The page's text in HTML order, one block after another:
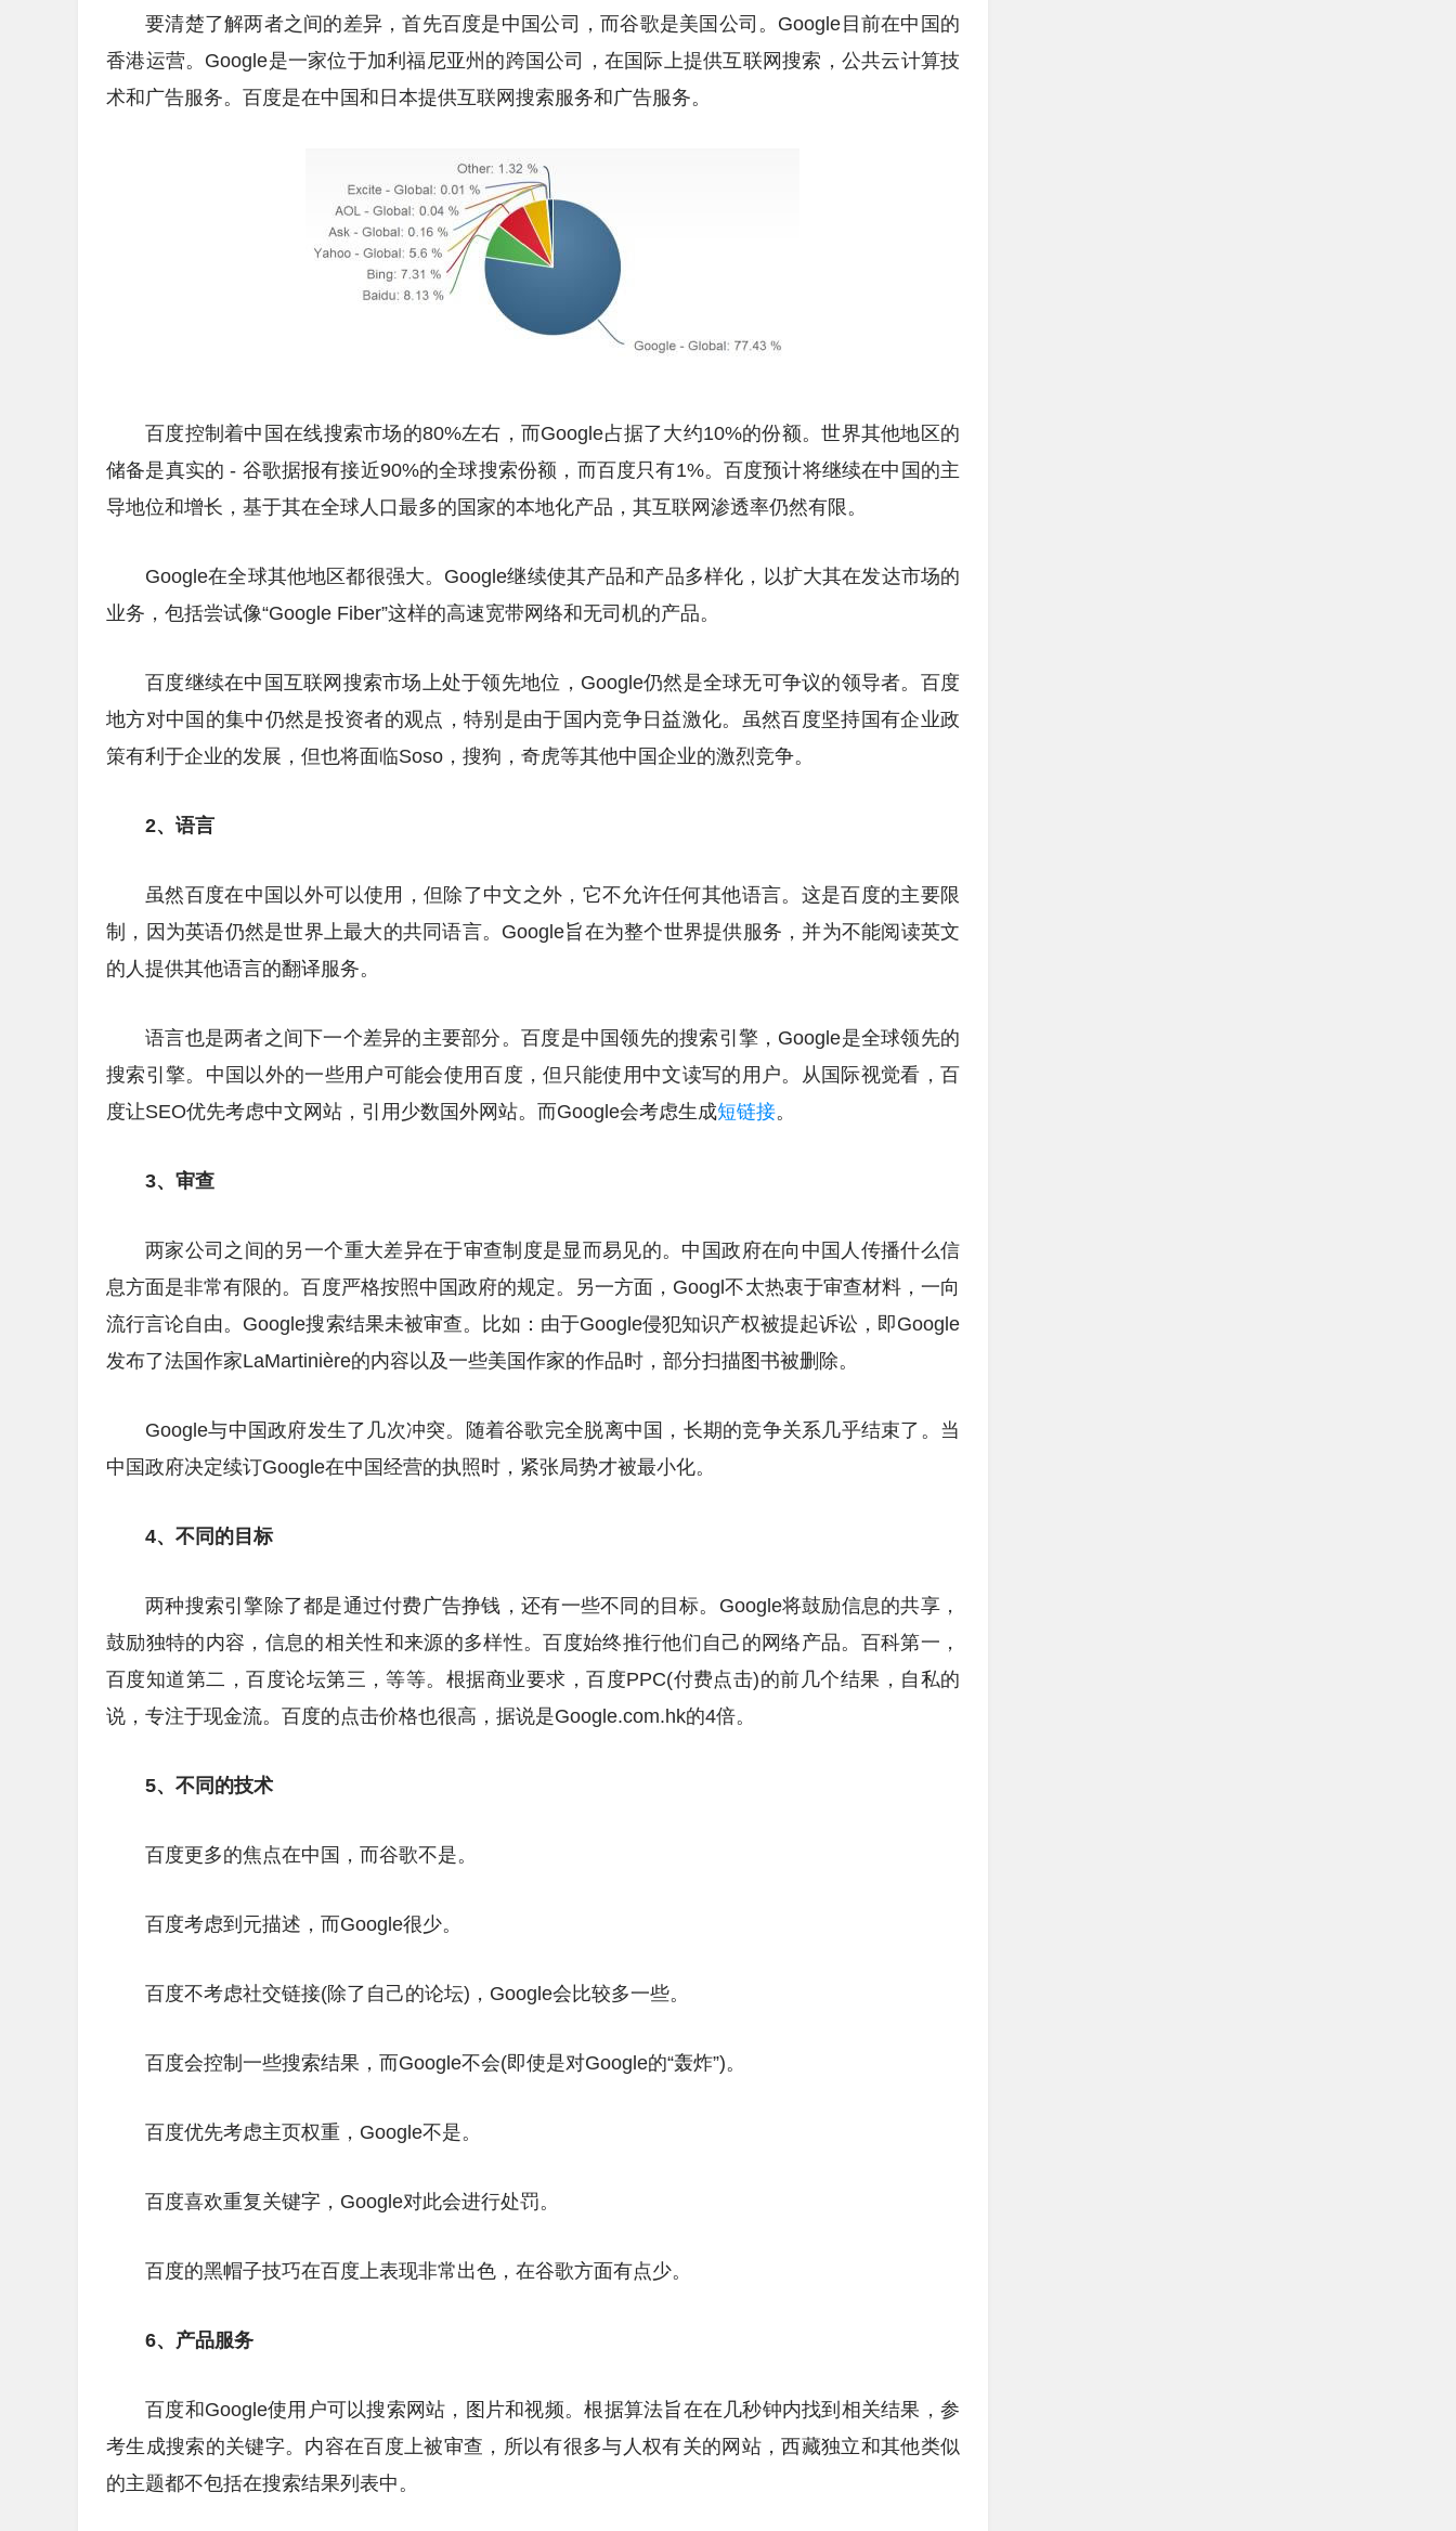
要清楚了解两者之间的差异，首先百度是中国公司，而谷歌是美国公司。Google目前在中国的
香港运营。Google是一家位于加利福尼亚州的跨国公司，在国际上提供互联网搜索，公共云计算技
术和广告服务。百度是在中国和日本提供互联网搜索服务和广告服务。
百度控制着中国在线搜索市场的80%左右，而Google占据了大约10%的份额。世界其他地区的
储备是真实的 - 谷歌据报有接近90%的全球搜索份额，而百度只有1%。百度预计将继续在中国的主
导地位和增长，基于其在全球人口最多的国家的本地化产品，其互联网渗透率仍然有限。
Google在全球其他地区都很强大。Google继续使其产品和产品多样化，以扩大其在发达市场的
业务，包括尝试像“Google Fiber”这样的高速宽带网络和无司机的产品。
百度继续在中国互联网搜索市场上处于领先地位，Google仍然是全球无可争议的领导者。百度
地方对中国的集中仍然是投资者的观点，特别是由于国内竞争日益激化。虽然百度坚持国有企业政
策有利于企业的发展，但也将面临Soso，搜狗，奇虎等其他中国企业的激烈竞争。
2、语言
虽然百度在中国以外可以使用，但除了中文之外，它不允许任何其他语言。这是百度的主要限
制，因为英语仍然是世界上最大的共同语言。Google旨在为整个世界提供服务，并为不能阅读英文
的人提供其他语言的翻译服务。
语言也是两者之间下一个差异的主要部分。百度是中国领先的搜索引擎，Google是全球领先的
搜索引擎。中国以外的一些用户可能会使用百度，但只能使用中文读写的用户。从国际视觉看，百
度让SEO优先考虑中文网站，引用少数国外网站。而Google会考虑生成短链接。
3、审查
两家公司之间的另一个重大差异在于审查制度是显而易见的。中国政府在向中国人传播什么信
息方面是非常有限的。百度严格按照中国政府的规定。另一方面，Googl不太热衷于审查材料，一向
流行言论自由。Google搜索结果未被审查。比如：由于Google侵犯知识产权被提起诉讼，即Google
发布了法国作家LaMartinière的内容以及一些美国作家的作品时，部分扫描图书被删除。
Google与中国政府发生了几次冲突。随着谷歌完全脱离中国，长期的竞争关系几乎结束了。当
中国政府决定续订Google在中国经营的执照时，紧张局势才被最小化。
4、不同的目标
两种搜索引擎除了都是通过付费广告挣钱，还有一些不同的目标。Google将鼓励信息的共享，
鼓励独特的内容，信息的相关性和来源的多样性。百度始终推行他们自己的网络产品。百科第一，
百度知道第二，百度论坛第三，等等。根据商业要求，百度PPC(付费点击)的前几个结果，自私的
说，专注于现金流。百度的点击价格也很高，据说是Google.com.hk的4倍。
5、不同的技术
百度更多的焦点在中国，而谷歌不是。
百度考虑到元描述，而Google很少。
百度不考虑社交链接(除了自己的论坛)，Google会比较多一些。
百度会控制一些搜索结果，而Google不会(即使是对Google的“轰炸”)。
百度优先考虑主页权重，Google不是。
百度喜欢重复关键字，Google对此会进行处罚。
百度的黑帽子技巧在百度上表现非常出色，在谷歌方面有点少。
6、产品服务
百度和Google使用户可以搜索网站，图片和视频。根据算法旨在在几秒钟内找到相关结果，参
考生成搜索的关键字。内容在百度上被审查，所以有很多与人权有关的网站，西藏独立和其他类似
的主题都不包括在搜索结果列表中。